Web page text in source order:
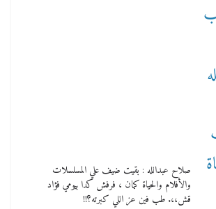
صلاح عبدالله : بقيت ضيف علي المسلسلات
والأفلام والحياة كمان ، فرفش كدا بيومي فؤاد
قش،،. طب فين عز اللي كبرته؟!!